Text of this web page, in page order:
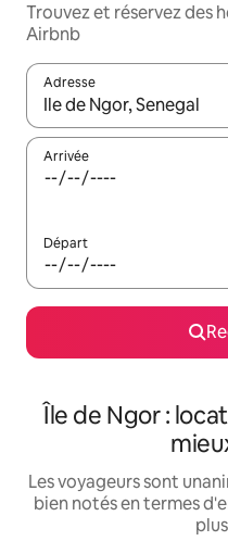
Trouvez et réservez des
Airbnb
Adresse
Lorsque les résultats
Arrivée
Départ
Île de Ngor :
Les voyageurs sont
bien notés en termes